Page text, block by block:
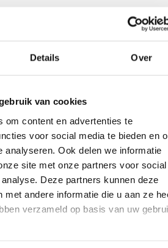
voor social media te bieden en
van onze site met onze partners
en analyse. Deze partners
of die ze hebben verzameld op
hun services.
Alles toestaan
Aanpassen
jaren van een
bij u past?
een interieur dat bij u past?
om te helpen om het
vorm te geven. Samen
en voorkeuren
begeleiden u stap voor stap